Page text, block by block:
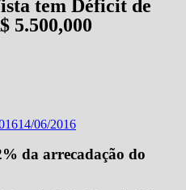
tem Déficit de
5.500,000
14/06/2016
da arrecadação do